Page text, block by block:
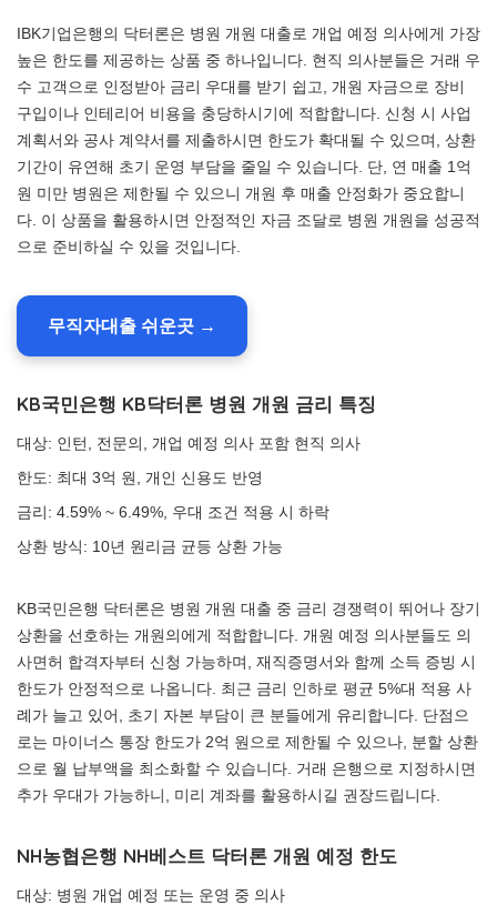
IBK기업은행의 닥터론은 병원 개원 대출로 개업 예정 의사에게 가장
높은 한도를 제공하는 상품 중 하나입니다. 현직 의사분들은 거래 우
수 고객으로 인정받아 금리 우대를 받기 쉽고, 개원 자금으로 장비
구입이나 인테리어 비용을 충당하시기에 적합합니다. 신청 시 사업
계획서와 공사 계약서를 제출하시면 한도가 확대될 수 있으며, 상환
기간이 유연해 초기 운영 부담을 줄일 수 있습니다. 단, 연 매출 1억
원 미만 병원은 제한될 수 있으니 개원 후 매출 안정화가 중요합니
다. 이 상품을 활용하시면 안정적인 자금 조달로 병원 개원을 성공적
으로 준비하실 수 있을 것입니다.
무직자대출 쉬운곳 →
KB국민은행 KB닥터론 병원 개원 금리 특징
대상: 인턴, 전문의, 개업 예정 의사 포함 현직 의사
한도: 최대 3억 원, 개인 신용도 반영
금리: 4.59% ~ 6.49%, 우대 조건 적용 시 하락
상환 방식: 10년 원리금 균등 상환 가능
KB국민은행 닥터론은 병원 개원 대출 중 금리 경쟁력이 뛰어나 장기
상환을 선호하는 개원의에게 적합합니다. 개원 예정 의사분들도 의
사면허 합격자부터 신청 가능하며, 재직증명서와 함께 소득 증빙 시
한도가 안정적으로 나옵니다. 최근 금리 인하로 평균 5%대 적용 사
례가 늘고 있어, 초기 자본 부담이 큰 분들에게 유리합니다. 단점으
로는 마이너스 통장 한도가 2억 원으로 제한될 수 있으나, 분할 상환
으로 월 납부액을 최소화할 수 있습니다. 거래 은행으로 지정하시면
추가 우대가 가능하니, 미리 계좌를 활용하시길 권장드립니다.
NH농협은행 NH베스트 닥터론 개원 예정 한도
대상: 병원 개업 예정 또는 운영 중 의사